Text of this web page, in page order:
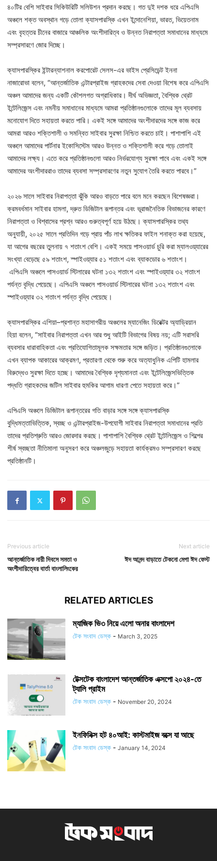
৪০টির বেশি সাইবার সিকিউরিটি সলিউশন প্রদান করছে। গত দুই দশক ধরে এপিএসি
অঞ্চলে শক্ত অবস্থান গড়ে তোলা ক্যাসপারস্কি এখন ইন্দোনেশিয়া, ভারত, ভিয়েতনাম
এবং বৃহত্তর চীনের বাজারে আঞ্চলিক অংশীদারিত্ব ও উন্নত নিরাপত্তা সমাধানের মাধ্যমে
সম্প্রসারণে জোর দিচ্ছে।
ক্যাসপারস্কির ইন্টারন্যাশনাল করপোরেট সেলস-এর ভাইস প্রেসিডেন্ট ইননা
নাজারোভা বলেন, “আন্তর্জাতিক এন্টারপ্রাইজ গ্রাহকদের সেবা দেওয়া বিশেষ করে এপিএসি
অঞ্চল আমাদের জন্য একটি কৌশলগত অগ্রাধিকার। দীর্ঘ অভিজ্ঞতা, বৈশ্বিক থ্রেট
ইন্টেলিজেন্স এবং নমনীয় সমাধানের মাধ্যমে আমরা প্রতিষ্ঠানগুলোকে তাদের মূল ব্যবসায়
মনোযোগ দিতে সহায়তা করতে পারি। একই সঙ্গে আমাদের অংশীদারদের সঙ্গে কাজ করে
আমরা আরও শক্তিশালী ও সমন্বিত সাইবার সুরক্ষা নিশ্চিত করতে চাই। পাশাপাশি এই
অঞ্চলে আমাদের পার্টনার ইকোসিস্টেম আরও উন্নত ও শক্তিশালী করে গড়ে তোলাই
আমাদের লক্ষ্য। এতে করে প্রতিষ্ঠানগুলো আরও নির্ভরযোগ্য সুরক্ষা পাবে এবং একই সঙ্গে
আমাদের অংশীদাররাও তাদের ব্যবসা সম্প্রসারণের নতুন সুযোগ তৈরি করতে পারবে।”
২০২৬ সালে সাইবার নিরাপত্তা ঝুঁকি আরও বাড়তে পারে বলে মনে করছেন বিশেষজ্ঞরা।
ক্রমবর্ধমান সাইবার হামলা, দ্রুত ডিজিটাল রূপান্তর এবং ভূরাজনৈতিক বিভাজনের কারণে
নিরাপত্তা ও বিশ্বাসের প্রশ্ন আরও গুরুত্বপূর্ণ হয়ে উঠছে। ক্যাসপারস্কির তথ্য
অনুযায়ী, ২০২৫ সালে প্রতিদিন গড়ে প্রায় পাঁচ লাখ ক্ষতিকর ফাইল শনাক্ত করা হয়েছে,
যা আগের বছরের তুলনায় ৭ শতাংশ বেশি। একই সময়ে পাসওয়ার্ড চুরি করা ম্যালওয়্যারের
সংখ্যা বেড়েছে ৫৯ শতাংশ, স্পাইওয়্যার ৫১ শতাংশ এবং ব্যাকডোর ৬ শতাংশ।
এপিএসি অঞ্চলে পাসওয়ার্ড স্টিলারের ঘটনা ১৩২ শতাংশ এবং স্পাইওয়্যার ৩২ শতাংশ
পর্যন্ত বৃদ্ধি পেয়েছে। এপিএসি অঞ্চলে পাসওয়ার্ড স্টিলারের ঘটনা ১৩২ শতাংশ এবং
স্পাইওয়্যার ৩২ শতাংশ পর্যন্ত বৃদ্ধি পেয়েছে।
ক্যাসপারস্কির এশিয়া–প্রশান্ত মহাসাগরীয় অঞ্চলের ম্যানেজিং ডিরেক্টর অ্যাড্রিয়ান
হিয়া বলেন, “সাইবার নিরাপত্তা এখন আর শুধু আইটি বিভাগের বিষয় নয়; এটি সরাসরি
ব্যবসার ধারাবাহিকতা এবং প্রতিযোগিতামূলক সক্ষমতার সঙ্গে জড়িত। প্রতিষ্ঠানগুলোকে
এখন ব্যাপক আকারের আক্রমণ, প্রতারণা থেকে শুরু করে অত্যাধুনিক এপিটি হামলার
বিরুদ্ধেও সুরক্ষা দিতে হচ্ছে। আমাদের বৈশ্বিক দৃশ্যমানতা এবং ইন্টেলিজেন্সভিত্তিক
পদ্ধতি গ্রাহকদের জটিল সাইবার হুমকির আগাম ধারণা পেতে সহায়তা করে।”
এপিএসি অঞ্চলে ডিজিটাল রূপান্তরের গতি বাড়ার সঙ্গে সঙ্গে ক্যাসপারস্কি
বুদ্ধিমত্তাভিত্তিক, স্বচ্ছ ও এন্টারপ্রাইজ-উপযোগী সাইবার নিরাপত্তা সমাধানের প্রতি
তাদের প্রতিশ্রুতি আরও জোরদার করছে। পাশাপাশি বৈশ্বিক থ্রেট ইন্টেলিজেন্স ও শিল্পের
শীর্ষ স্বচ্ছতা নীতিমালা অনুসরণ করে অঞ্চলজুড়ে সহায়তা কার্যক্রমও সম্প্রসারণ করছে
প্রতিষ্ঠানটি।
Previous article
আন্তর্জাতিক নারী দিবসে সমতা ও
অংশীদারিত্বের বার্তা বাংলালিংকের
Next article
ঈদ আনন্দ বাড়াতে টেকনো মেগা ঈদ ফেস্ট
RELATED ARTICLES
ম্যাজিক ভি৩ নিয়ে এলো অনার বাংলাদেশ
টেক সংবাদ ডেস্ক - March 3, 2025
টেক্সটেক বাংলাদেশ আন্তর্জাতিক এক্সপো ২০২৪-তে
ট্যালি প্রাইম
টেক সংবাদ ডেস্ক - November 20, 2024
ইনফিনিক্স হট ৪০আই: কাস্টমাইজ বক্সে যা আছে
টেক সংবাদ ডেস্ক - January 14, 2024